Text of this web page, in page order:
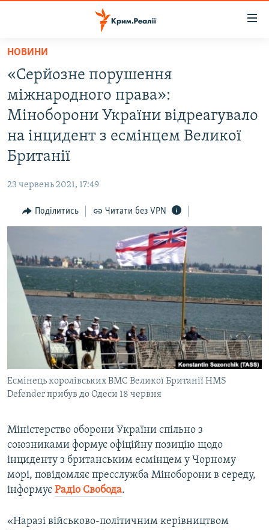
Перейти
основного
матеріалу
Перейти
до
основної
навігації
Перейти
до
ВОДА.КРИМ
ВІДЕО ТА ФОТО
ПОЛІТИКА
БЛОГИ
ІНТЕРВ'Ю
ВСЕ ЗА ДЕНЬ
ДЕПОРТАЦІЯ
ВІДЕОУРОКИ «ELIFBE»
СВІДЧЕННЯ ОКУПАЦІЇ
УКРАЇНСЬКА ПРОБЛЕМА КРИМУ
ІНФОГРАФІКА
ЯК ОБІЙТИ БЛОКУВАННЯ
Русский
Qırımtatar
ДОЛУЧАЙСЯ!
Усі сайти RFE/RL
НОВИНИ
«Серйозне порушення
міжнародного права»:
Міноборони України відреагувало
на інцидент з есмінцем Великої
Британії
23 червень 2021, 17:49
Поділитись Читати без VPN
Есмінець королівських ВМС Великої Британії HMS
Defender прибув до Одеси 18 червня
Міністерство оборони України спільно з
союзниками формує офіційну позицію щодо
інциденту з британським есмінцем у Чорному
морі, повідомляє пресслужба Міноборони в середу,
інформує Радіо Свобода.
«Наразі військово-політичним керівництвом